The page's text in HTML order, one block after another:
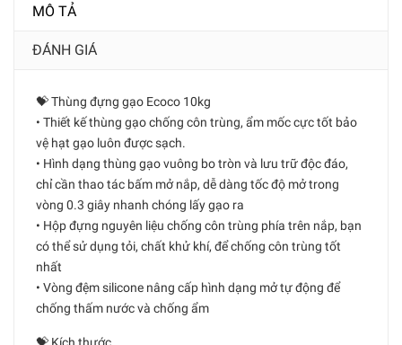
MÔ TẢ
ĐÁNH GIÁ
💝 Thùng đựng gạo Ecoco 10kg
• Thiết kế thùng gạo chống côn trùng, ẩm mốc cực tốt bảo
vệ hạt gạo luôn được sạch.
• Hình dạng thùng gạo vuông bo tròn và lưu trữ độc đáo,
chỉ cần thao tác bấm mở nắp, dễ dàng tốc độ mở trong
vòng 0.3 giây nhanh chóng lấy gạo ra
• Hộp đựng nguyên liệu chống côn trùng phía trên nắp, bạn
có thể sử dụng tỏi, chất khử khí, để chống côn trùng tốt
nhất
• Vòng đệm silicone nâng cấp hình dạng mở tự động để
chống thấm nước và chống ẩm